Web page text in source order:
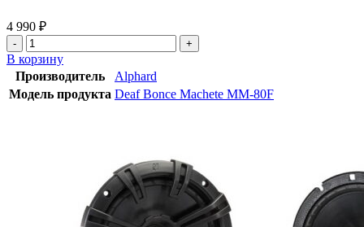
4 990 ₽
В корзину
Производитель
Alphard
Модель продукта Deaf Bonce Machete MM-80F